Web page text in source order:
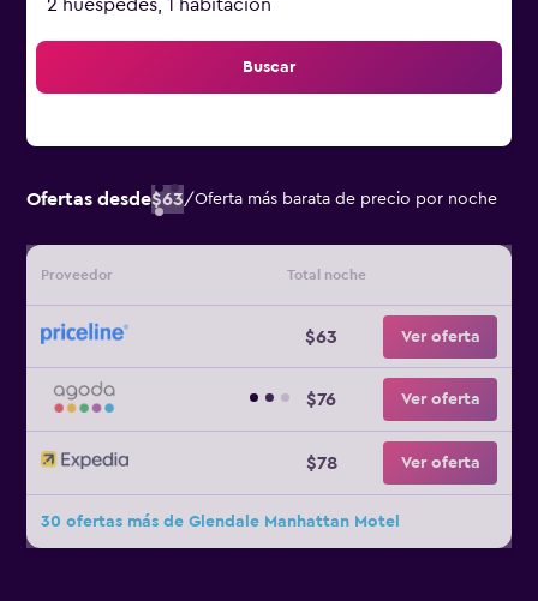
2 huéspedes, 1 habitación
Buscar
Ofertas desde$63/Oferta más barata de precio por noche
Proveedor Total noche
$63 Ver oferta
$76 Ver oferta
$78 Ver oferta
30 ofertas más de Glendale Manhattan Motel